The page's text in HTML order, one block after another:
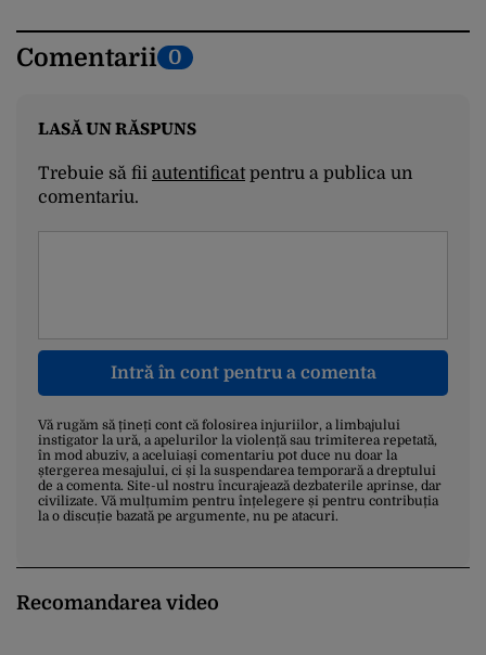
Comentarii 0
LASĂ UN RĂSPUNS
Trebuie să fii autentificatpentru a publica un
comentariu.
Intră în cont pentru a comenta
Vă rugăm să țineți cont că folosirea injuriilor, a limbajului
instigator la ură, a apelurilor la violență sau trimiterea repetată,
în mod abuziv, a aceluiași comentariu pot duce nu doar la
ștergerea mesajului, ci și la suspendarea temporară a dreptului
de a comenta. Site-ul nostru încurajează dezbaterile aprinse, dar
civilizate. Vă mulțumim pentru înțelegere și pentru contribuția
la o discuție bazată pe argumente, nu pe atacuri.
Recomandarea video